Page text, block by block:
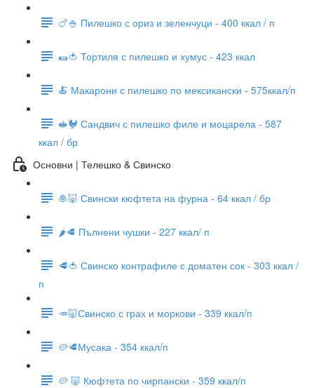
🍗🍚 Пилешко с ориз и зеленчуци - 400 ккал / п
🌯🍅 Тортиля с пилешко и хумус - 423 ккал
🍝 Макарони с пилешко по мексикански - 575ккал/п
🥪🐓 Сандвич с пилешко филе и моцарела - 587
ккал / бр
Основни | Телешко & Свинско
🧆🐷 Свински кюфтета на фурна - 64 ккал / бр
🌶🥩 Пълнени чушки - 227 ккал/ п
🥩🍅 Свинско контрафиле с доматен сок - 303 ккал /
п
🥕🐷Свинско с грах и моркови - 339 ккал/п
🥔🥩Мусака - 354 ккал/п
🥔 🐷 Кюфтета по чирпански - 359 ккал/п